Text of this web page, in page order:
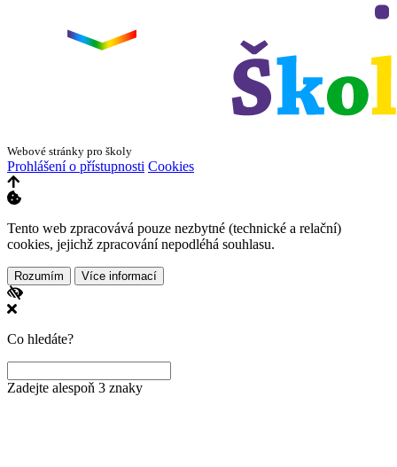
Webové stránky pro školy
Prohlášení o přístupnosti Cookies
Tento web zpracovává pouze nezbytné (technické a relační)
cookies, jejichž zpracování nepodléhá souhlasu.
Rozumím Více informací
Co hledáte?
Zadejte alespoň 3 znaky